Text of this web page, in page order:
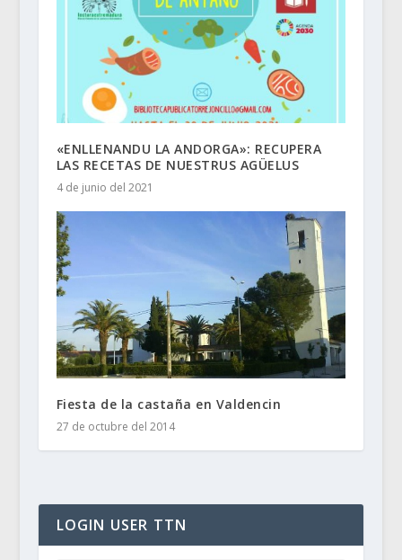
«ENLLENANDU LA ANDORGA»: RECUPERA
LAS RECETAS DE NUESTRUS AGÜELUS
4 de junio del 2021
Fiesta de la castaña en Valdencin
27 de octubre del 2014
LOGIN USER TTN